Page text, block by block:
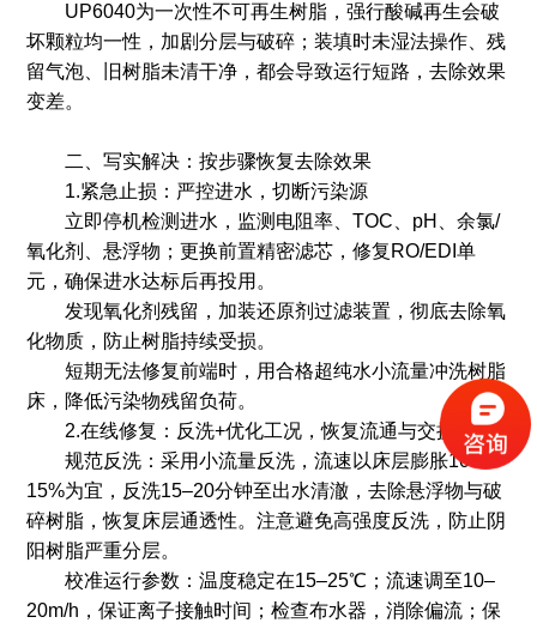
UP6040为一次性不可再生树脂，强行酸碱再生会破
坏颗粒均一性，加剧分层与破碎；装填时未湿法操作、残
留气泡、旧树脂未清干净，都会导致运行短路，去除效果
变差。
二、写实解决：按步骤恢复去除效果
1.紧急止损：严控进水，切断污染源
立即停机检测进水，监测电阻率、TOC、pH、余氯/
氧化剂、悬浮物；更换前置精密滤芯，修复RO/EDI单
元，确保进水达标后再投用。
发现氧化剂残留，加装还原剂过滤装置，彻底去除氧
化物质，防止树脂持续受损。
短期无法修复前端时，用合格超纯水小流量冲洗树脂
床，降低污染物残留负荷。
2.在线修复：反洗+优化工况，恢复流通与交换
规范反洗：采用小流量反洗，流速以床层膨胀10%–
15%为宜，反洗15–20分钟至出水清澈，去除悬浮物与破
碎树脂，恢复床层通透性。注意避免高强度反洗，防止阴
阳树脂严重分层。
校准运行参数：温度稳定在15–25℃；流速调至10–
20m/h，保证离子接触时间；检查布水器，消除偏流；保